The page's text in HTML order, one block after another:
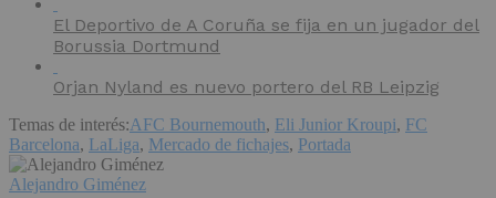
El Deportivo de A Coruña se fija en un jugador del
Borussia Dortmund
Orjan Nyland es nuevo portero del RB Leipzig
Temas de interés:AFC Bournemouth, Eli Junior Kroupi, FC
Barcelona, LaLiga, Mercado de fichajes, Portada
Alejandro Giménez